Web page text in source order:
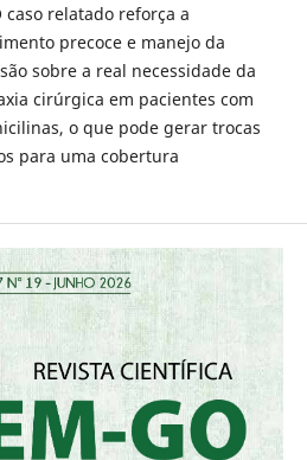
relatado reforça a
precoce e manejo da
sobre a real necessidade da
cirúrgica em pacientes com
o que pode gerar trocas
para uma cobertura